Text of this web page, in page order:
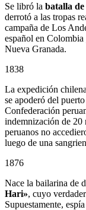
Se libró la batalla de
derrotó a las tropas
campaña de Los
español en
Nueva Granada.
1838
La expedición
se apoderó del
Confederación
indemnización de 20
peruanos no
luego de una
1876
Nace la bailarina de
Hari», cuyo
Supuestamente,